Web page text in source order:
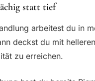
statt tief
arbeitest du in
deckst du mit
zu erreichen.